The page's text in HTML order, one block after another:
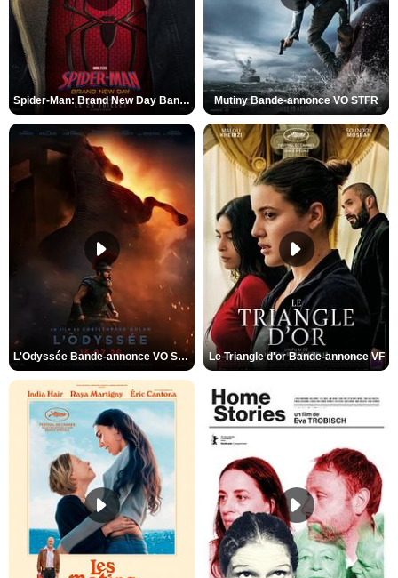
Spider-Man: Brand New Day Bande-annonce VO STFR Mutiny Bande-annonce VO STFR
L'Odyssée Bande-annonce VO STFR Le Triangle d'or Bande-annonce VF